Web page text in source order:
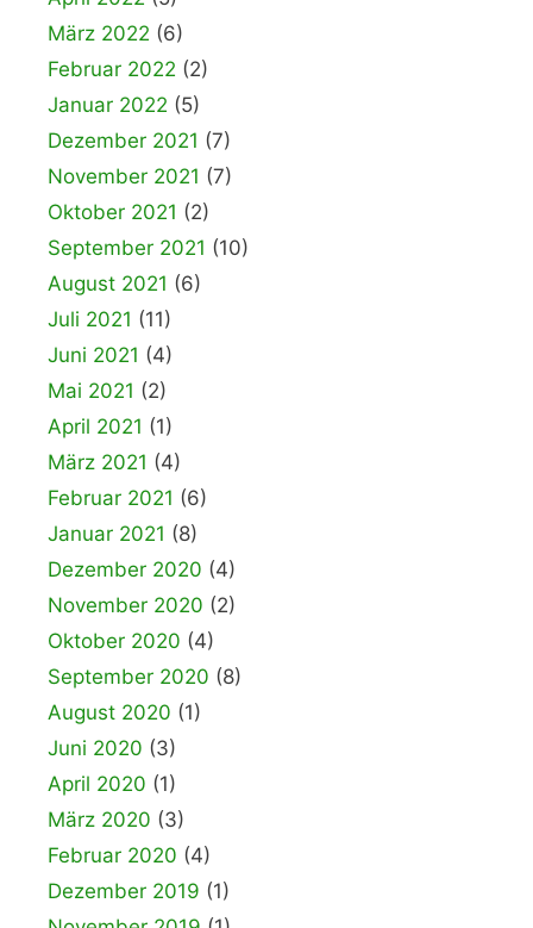
März 2022 (6)
Februar 2022 (2)
Januar 2022 (5)
Dezember 2021 (7)
November 2021 (7)
Oktober 2021 (2)
September 2021 (10)
August 2021 (6)
Juli 2021 (11)
Juni 2021 (4)
Mai 2021 (2)
April 2021 (1)
März 2021 (4)
Februar 2021 (6)
Januar 2021 (8)
Dezember 2020 (4)
November 2020 (2)
Oktober 2020 (4)
September 2020 (8)
August 2020 (1)
Juni 2020 (3)
April 2020 (1)
März 2020 (3)
Februar 2020 (4)
Dezember 2019 (1)